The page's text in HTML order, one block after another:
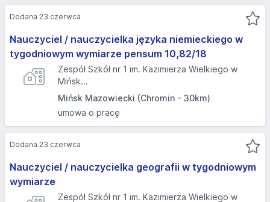
Nauczyciel / nauczycielka języka niemieckiego w
tygodniowym wymiarze pensum 10,82/18
Zespół Szkół nr 1 im. Kazimierza Wielkiego w
Mińsk...
Mińsk Mazowiecki (Chromin - 30km)
umowa o pracę
Dodana 23 czerwca
Nauczyciel / nauczycielka geografii w tygodniowym
wymiarze
Zespół Szkół nr 1 im. Kazimierza Wielkiego w
Dodana 23 czerwca